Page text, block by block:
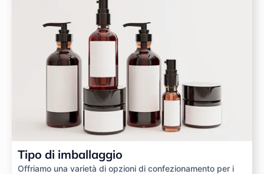
Tipo di imballaggio
Offriamo una varietà di opzioni di confezionamento per i